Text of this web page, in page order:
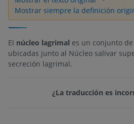
Mostrar siempre la definición
El núcleo lagrimal es un conjunto
ubicadas junto al Núcleo salivar
secreción lagrimal.
¿La traducción es